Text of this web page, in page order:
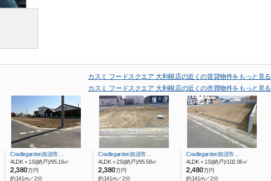
カスミ フードスクエア 大利根店の近くの賃貸物件をもっと見る
カスミ フードスクエア 大利根店の近くの売買物件をもっと見る
Cradlegarden加須市…
4LDK＋1S(納戸)/95.16㎡
2,380万円
約141m／2分
Cradlegarden加須市…
4LDK＋2S(納戸)/95.58㎡
2,380万円
約141m／2分
Cradlegarden加須市…
4LDK＋1S(納戸)/102.06㎡
2,480万円
約141m／2分